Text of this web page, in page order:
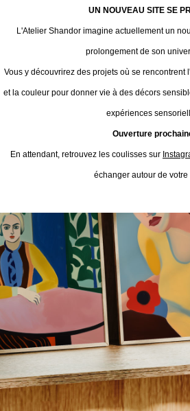
UN NOUVEAU SITE SE
L'Atelier Shandor imagine actuellement un
prolongement de son
Vous y découvrirez des projets où se rencontrent
et la couleur pour donner vie à des décors
expériences
Ouverture
En attendant, retrouvez les coulisses sur
échanger autour de votre